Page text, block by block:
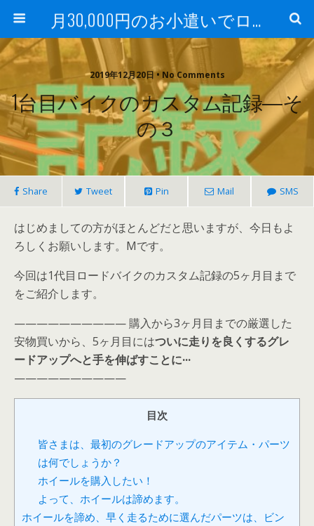
月30,000円のお小遣いでロードバイク
2019年12月20日 • No Comments
1台目バイクのカスタム記録―そ
の３
Share Tweet Pin Mail SMS
はじめましての方がほとんどだと思いますが、今日もよ
ろしくお願いします。Mです。
今回は1代目ロードバイクのカスタム記録の5ヶ月目まで
をご紹介します。
—————————— 購入から3ヶ月目までの厳選した
安物買いから、5ヶ月目にはついに走りを良くするグレ
ードアップへと手を伸ばすことに···
——————————
目次
皆さまは、最初のグレードアップのアイテム・パーツ
は何でしょうか？
ホイールを購入したい！
よって、ホイールは諦めます。
ホイールを諦め、早く走るために選んだパーツは、ビン